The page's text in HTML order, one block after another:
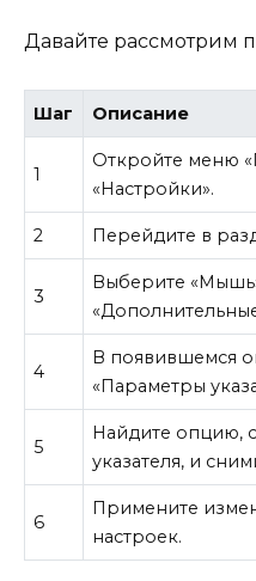
Давайте рассмотрим
Шаг Описание
1
Откройте меню
«Настройки».
2 Перейдите в
3
Выберите
4
В появившемся
«Параметры
5
Найдите опцию,
указателя, и
6
Примените
настроек.